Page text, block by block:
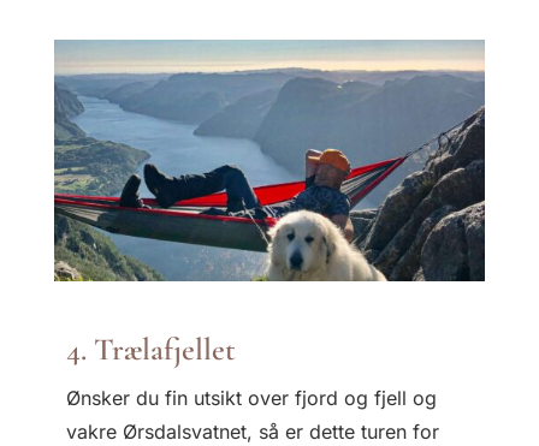
4. Trælafjellet
Ønsker du fin utsikt over fjord og fjell og
vakre Ørsdalsvatnet, så er dette turen for